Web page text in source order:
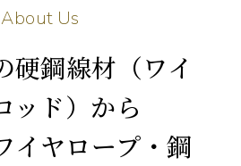
About Us
硬鋼線材（ワイ
ッド）から
イヤロープ・鋼